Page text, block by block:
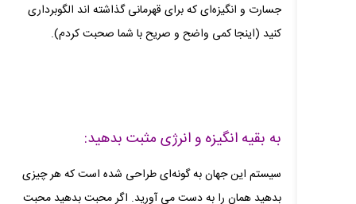
جسارت و انگیزه‌ای که برای قهرمانی گذاشته‌ اند الگوبرداری
کنید (اینجا کمی واضح و صریح با شما صحبت کردم).
به بقیه انگیزه و انرژی مثبت بدهید:
سیستم این جهان به گونه‌ای طراحی شده است که هر چیزی
بدهید همان را به دست می آورید. اگر محبت بدهید محبت